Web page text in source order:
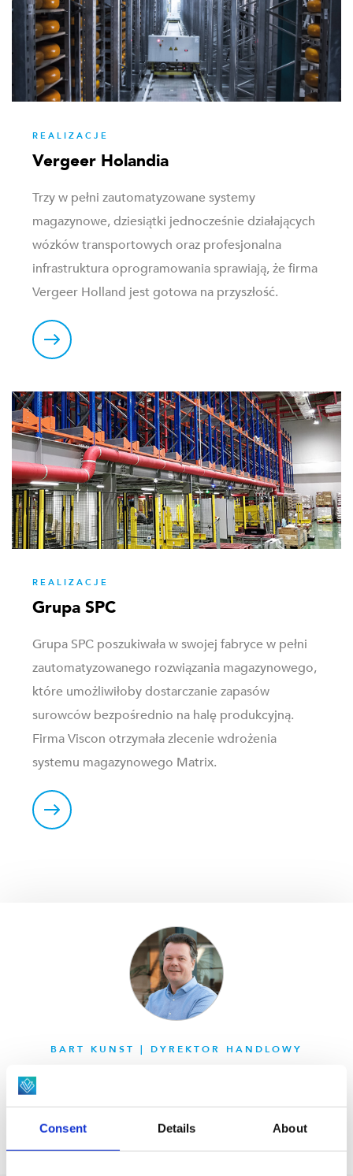
Consent Details About
REALIZACJE
Vergeer Holandia
Trzy w pełni zautomatyzowane systemy
magazynowe, dziesiątki jednocześnie działających
wózków transportowych oraz profesjonalna
infrastruktura oprogramowania sprawiają, że firma
Vergeer Holland jest gotowa na przyszłość.
REALIZACJE
Grupa SPC
Grupa SPC poszukiwała w swojej fabryce w pełni
zautomatyzowanego rozwiązania magazynowego,
które umożliwiłoby dostarczanie zapasów
surowców bezpośrednio na halę produkcyjną.
Firma Viscon otrzymała zlecenie wdrożenia
systemu magazynowego Matrix.
BART KUNST | DYREKTOR HANDLOWY
Wspólnie rozpocznijmy Twój nowy